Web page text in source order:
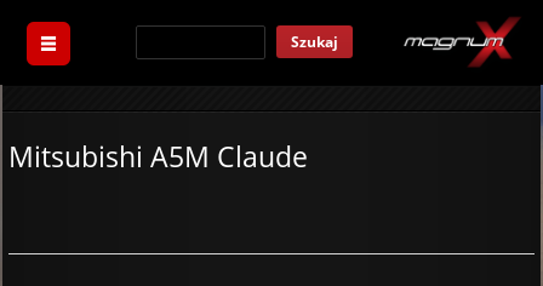
Szukaj
Mitsubishi A5M Claude